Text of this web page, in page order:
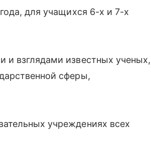
для учащихся 6-х и 7-х
и взглядами известных ученых,
сферы,
учреждениях всех